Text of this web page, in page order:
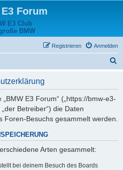
Forum
E3 Club
BMW
Anmelden
Registrieren
E3 Forum“ („https://bmw-e3-
Betreiber“) die Daten
Besuchs gesammelt werden.
Arten gesammelt:
bei deinem Besuch des Boards